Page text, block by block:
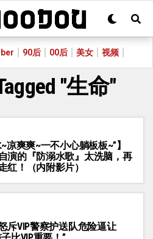
90后 00后 美女 视频
"生命"
~凉爽爽~一不小心躺板板~”】
演的『防溺水歌』太洗脑，再
红！（内附影片）
斥VIP警察护送队危险逼让